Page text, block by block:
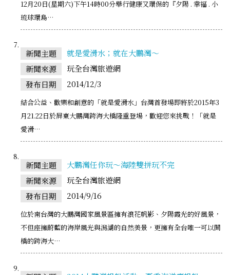
12月20日(星期六)下午14時00分舉行健康又環保的『夕陽 . 幸福 . 小
琉球環島…
新聞主題
就是愛滑水；就在大鵬灣～
新聞來源
玩全台灣旅遊網
發布日期
2014/12/3
結合公益、歡樂和創意的「就是愛滑水」台灣首發場即將於2015年3
月21.22日於屏東大鵬灣跨海大橋隆重登場，歡迎您來挑戰！「就是
愛滑…
新聞主題
大鵬灣任你玩～海陸雙拼玩不完
新聞來源
玩全台灣旅遊網
發布日期
2014/9/16
位於南台灣的大鵬灣國家風景區擁有浪花帆影、夕陽霞光的好風景，
不但座擁蔚藍的海岸風光與潟湖的自然美景，更擁有全台唯一可以開
橋的跨海大…